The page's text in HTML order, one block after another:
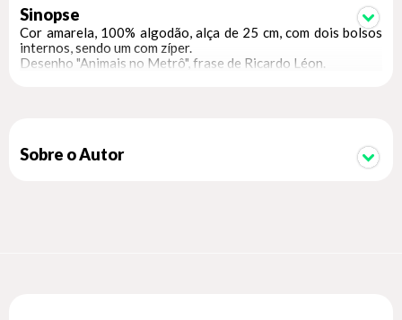
Sinopse
Cor amarela, 100% algodão, alça de 25 cm, com dois bolsos
internos, sendo um com zíper.
Desenho "Animais no Metrô", frase de Ricardo Léon.
Sobre o Autor